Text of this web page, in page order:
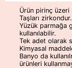
Ürün pirinç
Taşları zirkondur.
Yüzük parmağa
kullanılabilir.
Tek adet olarak
Kimyasal
Banyo da
ürünleri